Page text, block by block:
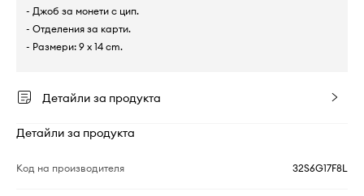
- Джоб за монети с цип.
- Отделения за карти.
- Размери: 9 x 14 cm.
Детайли за продукта
Детайли за продукта
Код на производителя 32S6G17F8L